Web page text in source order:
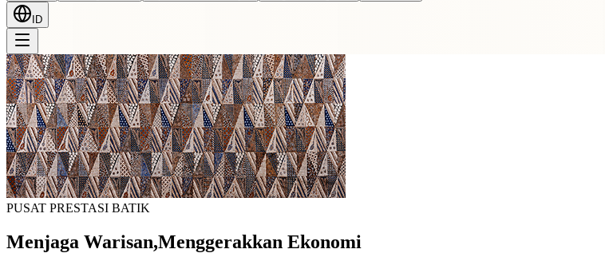
ID
PUSAT PRESTASI BATIK
Menjaga Warisan,Menggerakkan Ekonomi